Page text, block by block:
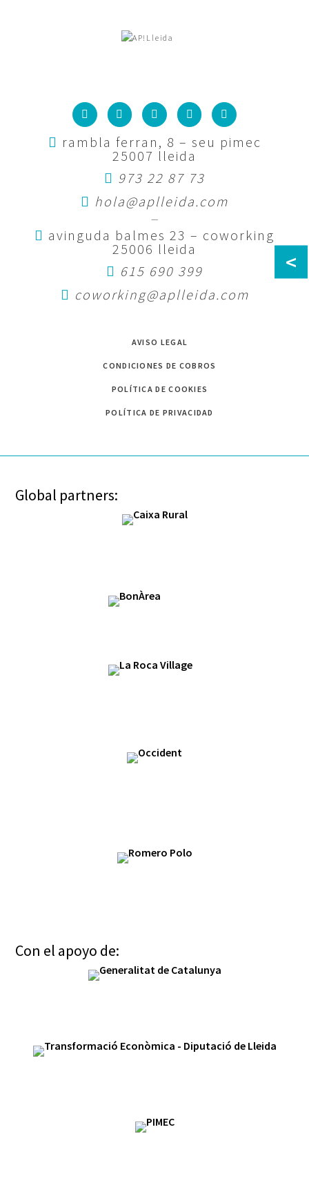
rambla ferran, 8 – seu pimec
25007 lleida
973 22 87 73
hola@aplleida.com
—
avinguda balmes 23 – coworking
25006 lleida
615 690 399
coworking@aplleida.com
AVISO LEGAL
CONDICIONES DE COBROS
POLÍTICA DE COOKIES
POLÍTICA DE PRIVACIDAD
Global partners:
Con el apoyo de:
<